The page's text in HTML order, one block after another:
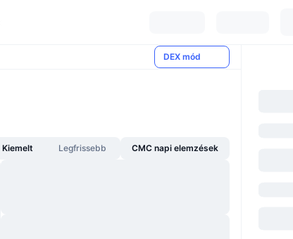
DEX mód
Kiemelt Legfrissebb CMC napi elemzések